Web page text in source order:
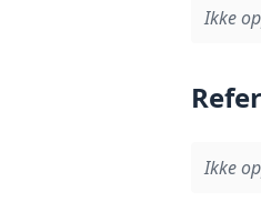
Ikke
Ikke